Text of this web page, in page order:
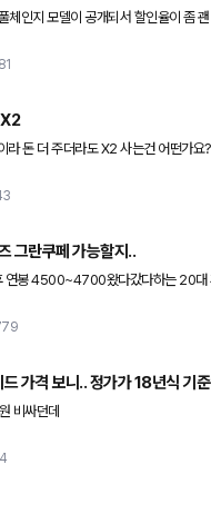
체인지 모델이 공개되서 할인율이 좀
예 전처럼 고급유아니라 일반유넣어도 된다
살
라 돈 더 주더라도 X2 사는건 어떤가요?
그란쿠페 가능할지..
봉 4500~4700왔다갔다하는 20대 후반 남
남은 20대동안 외제차 한번쯤 끌고 싶
네요.
가격 보니.. 정가가 18년식 기
비싸던데